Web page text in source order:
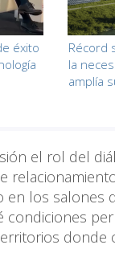
éxito
Récord
la
amplía
el rol del
los salones
condiciones
donde